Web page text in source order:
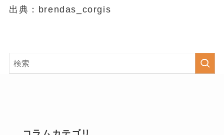
出典：brendas_corgis